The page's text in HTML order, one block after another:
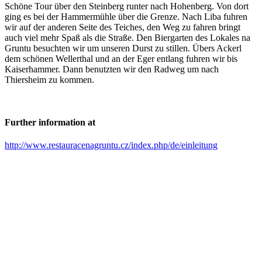
Schöne Tour über den Steinberg runter nach Hohenberg. Von dort
ging es bei der Hammermühle über die Grenze. Nach Liba fuhren
wir auf der anderen Seite des Teiches, den Weg zu fahren bringt
auch viel mehr Spaß als die Straße. Den Biergarten des Lokales na
Gruntu besuchten wir um unseren Durst zu stillen. Übers Ackerl
dem schönen Wellerthal und an der Eger entlang fuhren wir bis
Kaiserhammer. Dann benutzten wir den Radweg um nach
Thiersheim zu kommen.
Further information at
http://www.restauracenagruntu.cz/index.php/de/einleitung